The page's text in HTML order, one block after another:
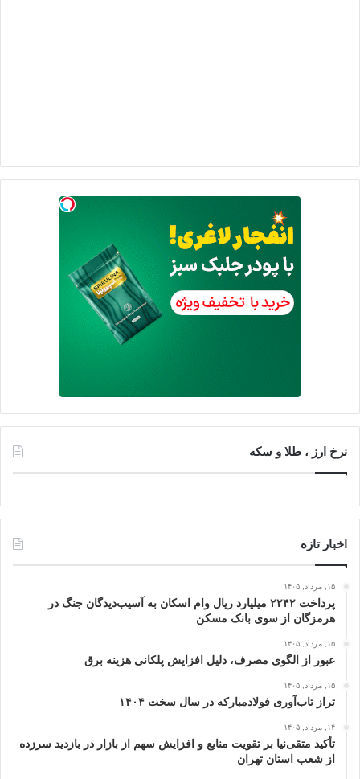
نرخ ارز ، طلا و سکه
اخبار تازه
۱۵, مرداد, ۱۴۰۵
پرداخت ۲۲۴۲ میلیارد ریال وام اسکان به آسیب‌دیدگان جنگ در
هرمزگان از سوی بانک مسکن
۱۵, مرداد, ۱۴۰۵
عبور از الگوی مصرف، دلیل افزایش پلکانی هزینه برق
۱۵, مرداد, ۱۴۰۵
تراز تاب‌آوری فولادمبارکه در سال سخت ۱۴۰۴
۱۴, مرداد, ۱۴۰۵
تأکید متقی‌نیا بر تقویت منابع و افزایش سهم از بازار در بازدید سرزده
از شعب استان تهران